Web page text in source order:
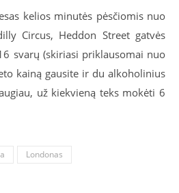
kelios minutės pėsčiomis nuo
Circus, Heddon Street gatvės
svarų (skiriasi priklausomai nuo
kainą gausite ir du alkoholinius
už kiekvieną teks mokėti 6
Londonas